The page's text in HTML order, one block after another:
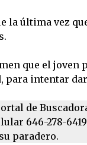
la última vez
que el joven
para intentar
de
646-278-
paradero.